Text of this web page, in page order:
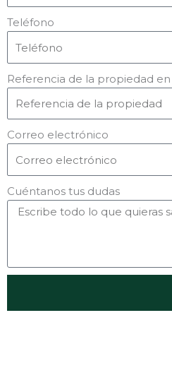
Teléfono
Referencia de la propiedad
Correo electrónico
Cuéntanos tus dudas